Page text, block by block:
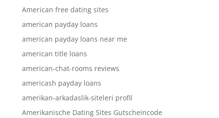
American free dating sites
american payday loans
american payday loans near me
american title loans
american-chat-rooms reviews
americash payday loans
amerikan-arkadaslik-siteleri profil
Amerikanische Dating Sites Gutscheincode